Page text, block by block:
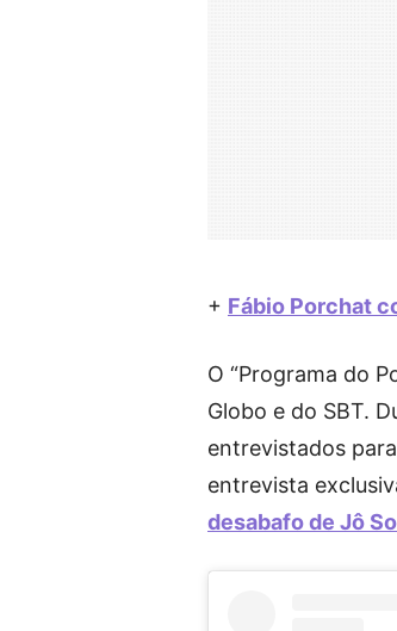
+ Fábio Porchat
O “Programa do
Globo e do SBT.
entrevistados
entrevista
desabafo de Jô